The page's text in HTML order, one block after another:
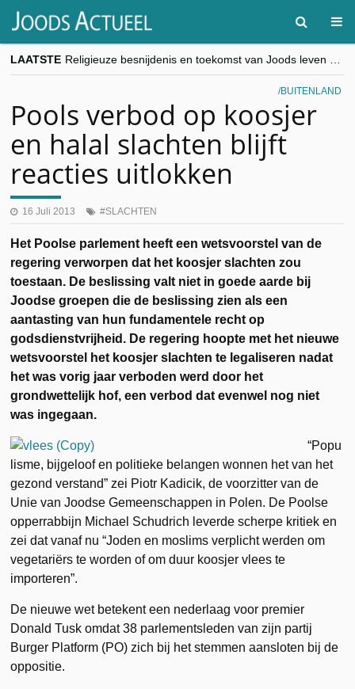
LAATSTE
“Besnijdenisdebat toont hoe moeilijk seculiere Westen minderheden begrijpt”, Jinnih Beels (Vooruit)
CITYTRIP | ROEMENIË – Boekarest: de verrassing van Oost-Europa
BUITENLAND
Pools verbod op koosjer
en halal slachten blijft
reacties uitlokken
16 Juli 2013 SLACHTEN
Het Poolse parlement heeft een wetsvoorstel van de
regering verworpen dat het koosjer slachten zou
toestaan. De beslissing valt niet in goede aarde bij
Joodse groepen die de beslissing zien als een
aantasting van hun fundamentele recht op
godsdienstvrijheid. De regering hoopte met het nieuwe
wetsvoorstel het koosjer slachten te legaliseren nadat
het was vorig jaar verboden werd door het
grondwettelijk hof, een verbod dat evenwel nog niet
was ingegaan.
“Popu
lisme, bijgeloof en politieke belangen wonnen het van het
gezond verstand” zei Piotr Kadicik, de voorzitter van de
Unie van Joodse Gemeenschappen in Polen. De Poolse
opperrabbijn Michael Schudrich leverde scherpe kritiek en
zei dat vanaf nu “Joden en moslims verplicht werden om
vegetariërs te worden of om duur koosjer vlees te
importeren”.
De nieuwe wet betekent een nederlaag voor premier
Donald Tusk omdat 38 parlementsleden van zijn partij
Burger Platform (PO) zich bij het stemmen aansloten bij de
oppositie.